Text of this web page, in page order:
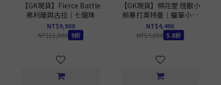
【GK現貨】Fierce Battle
弗利薩與古拉｜七龍珠
NT$9,900
NT$11,000 9折
【GK現貨】棉花堂 怪獸小
新暴打奧特曼｜蠟筆小新
特惠品無售後
NT$4,490
NT$7,800 5.8折